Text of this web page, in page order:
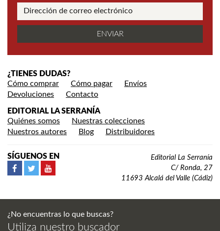
¿TIENES DUDAS?
Cómo comprar
Cómo pagar
Envíos
Devoluciones
Contacto
EDITORIAL LA SERRANÍA
Quiénes somos
Nuestras colecciones
Nuestros autores
Blog Distribuidores
SÍGUENOS EN
Editorial La Serranía
C/ Ronda, 27
11693 Alcalá del Valle (Cádiz)
¿No encuentras lo que buscas?
Utiliza nuestro buscador